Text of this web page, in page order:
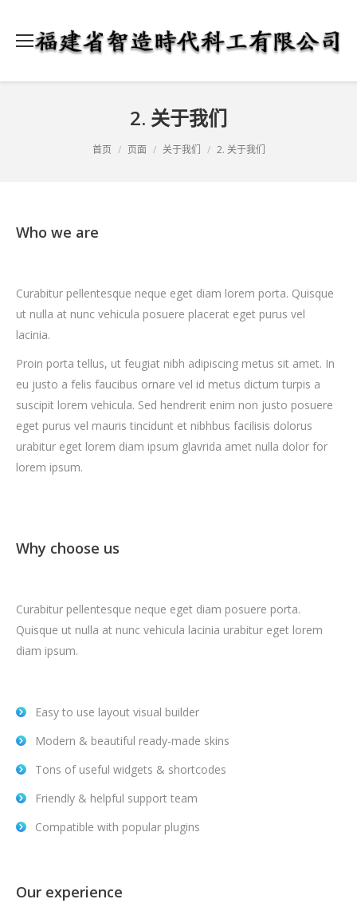
2. 关于我们
首页 页面 关于我们 2. 关于我们
Who we are
Curabitur pellentesque neque eget diam lorem porta. Quisque
ut nulla at nunc vehicula posuere placerat eget purus vel
lacinia.
Proin porta tellus, ut feugiat nibh adipiscing metus sit amet. In
eu justo a felis faucibus ornare vel id metus dictum turpis a
suscipit lorem vehicula. Sed hendrerit enim non justo posuere
eget purus vel mauris tincidunt et nibhbus facilisis dolorus
urabitur eget lorem diam ipsum glavrida amet nulla dolor for
lorem ipsum.
Why choose us
Curabitur pellentesque neque eget diam posuere porta.
Quisque ut nulla at nunc vehicula lacinia urabitur eget lorem
diam ipsum.
Easy to use layout visual builder
Modern & beautiful ready-made skins
Tons of useful widgets & shortcodes
Friendly & helpful support team
Compatible with popular plugins
Our experience